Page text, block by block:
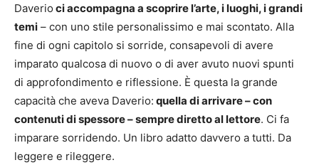
Daverio ci accompagna a scoprire l’arte, i luoghi, i grandi
temi – con uno stile personalissimo e mai scontato. Alla
fine di ogni capitolo si sorride, consapevoli di avere
imparato qualcosa di nuovo o di aver avuto nuovi spunti
di approfondimento e riflessione. È questa la grande
capacità che aveva Daverio: quella di arrivare – con
contenuti di spessore – sempre diretto al lettore. Ci fa
imparare sorridendo. Un libro adatto davvero a tutti. Da
leggere e rileggere.